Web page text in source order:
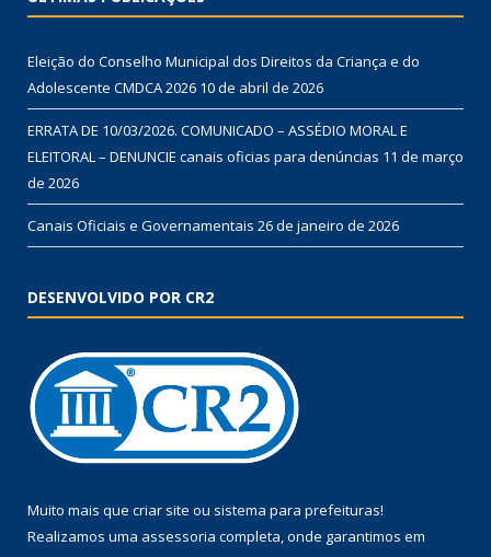
Eleição do Conselho Municipal dos Direitos da Criança e do
Adolescente CMDCA 2026 10 de abril de 2026
ERRATA DE 10/03/2026. COMUNICADO – ASSÉDIO MORAL E
ELEITORAL – DENUNCIE canais oficias para denúncias 11 de março
de 2026
Canais Oficiais e Governamentais 26 de janeiro de 2026
DESENVOLVIDO POR CR2
Muito mais que criar site ou sistema para prefeituras!
Realizamos uma assessoria completa, onde garantimos em